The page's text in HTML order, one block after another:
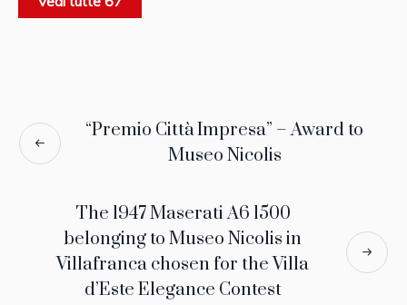
“Premio Città Impresa” – Award to
Museo Nicolis
The 1947 Maserati A6 1500
belonging to Museo Nicolis in
Villafranca chosen for the Villa
d’Este Elegance Contest